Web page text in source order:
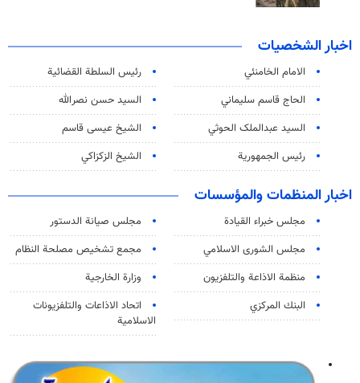
اخبار الشخصيات
الامام الخامنئي
رئیس السلطة القضائیة
الحاج قاسم سليماني
السيد حسن نصرالله
السید عبدالملک الحوثي
الشيخ عيسى قاسم
رئيس الجمهورية
الشيخ الزكزاكي
اخبار المنظمات والمؤسسات
مجلس خبراء القيادة
مجلس صيانة الدستور
مجلس الشورى الاسلامي
مجمع تشخيص مصلحة النظام
منظمة الاذاعة والتلفزیون
وزارة الخارجية
البنك المركزي
اتحاد الاذاعات والتلفزيونات
الاسلامية